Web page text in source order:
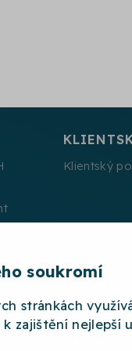
soukromí
stránkách
zajištění nejlepší
Klientský
OSOBNÍCH ÚDAJŮ